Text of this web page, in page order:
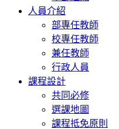
人員介紹
部專任教師
校專任教師
兼任教師
行政人員
課程設計
共同必修
選課地圖
課程抵免原則